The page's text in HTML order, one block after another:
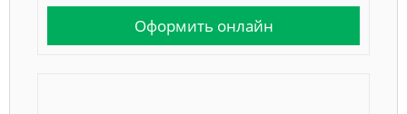
Оформить онлайн